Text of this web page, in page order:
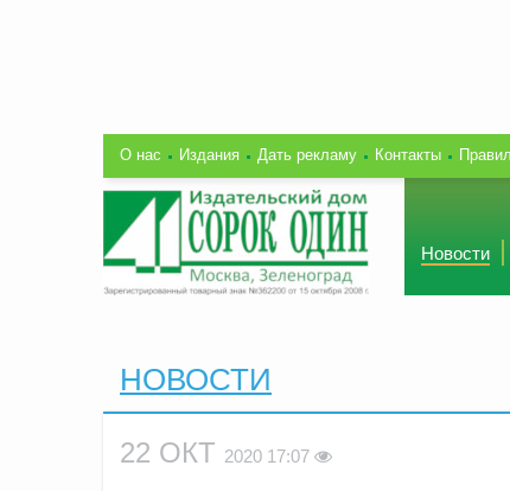
О нас Издания Дать рекламу Контакты
Новости
НОВОСТИ
22 ОКТ 2020 17:07